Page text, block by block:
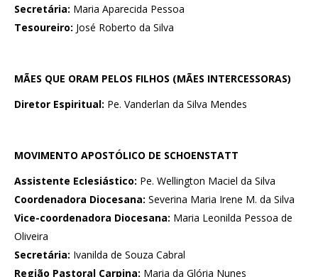
Secretária: Maria Aparecida Pessoa
Tesoureiro: José Roberto da Silva
MÃES QUE ORAM PELOS FILHOS (MÃES INTERCESSORAS)
Diretor Espiritual: Pe. Vanderlan da Silva Mendes
MOVIMENTO APOSTÓLICO DE SCHOENSTATT
Assistente Eclesiástico: Pe. Wellington Maciel da Silva
Coordenadora Diocesana: Severina Maria Irene M. da Silva
Vice-coordenadora Diocesana: Maria Leonilda Pessoa de
Oliveira
Secretária: Ivanilda de Souza Cabral
Região Pastoral Carpina: Maria da Glória Nunes